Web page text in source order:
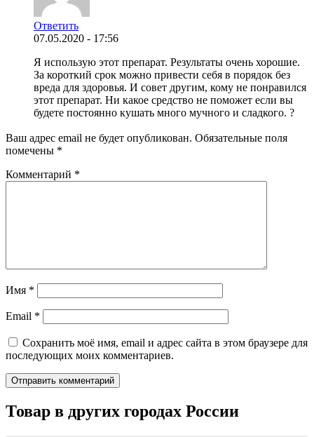
Ответить
07.05.2020 - 17:56
Я использую этот препарат. Результаты очень хорошие.
За короткий срок можно привести себя в порядок без
вреда для здоровья. И совет другим, кому не понравился
этот препарат. Ни какое средство не поможет если вы
будете постоянно кушать много мучного и сладкого. ?
Ваш адрес email не будет опубликован. Обязательные поля
помечены *
Комментарий *
Имя *
Email *
Сохранить моё имя, email и адрес сайта в этом браузере для
последующих моих комментариев.
Товар в других городах России